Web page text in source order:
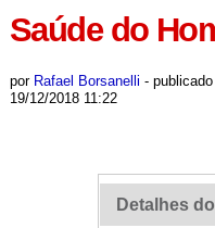
Saúde do
por Rafael Borsanelli - publicado
19/12/2018 11:22
Detalhes